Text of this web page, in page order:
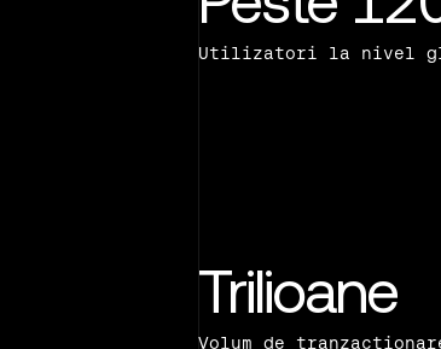
Utilizatori la nivel
Trilioane
Volum de